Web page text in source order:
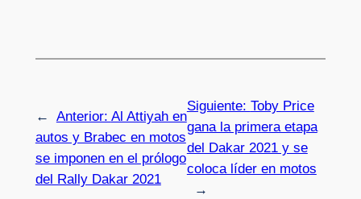
← Anterior: Al Attiyah en
autos y Brabec en motos
se imponen en el prólogo
del Rally Dakar 2021
Siguiente: Toby Price
gana la primera etapa
del Dakar 2021 y se
coloca líder en motos
→